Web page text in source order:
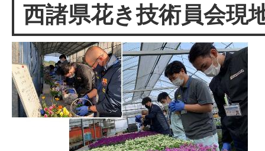
西諸県花き技術員会現